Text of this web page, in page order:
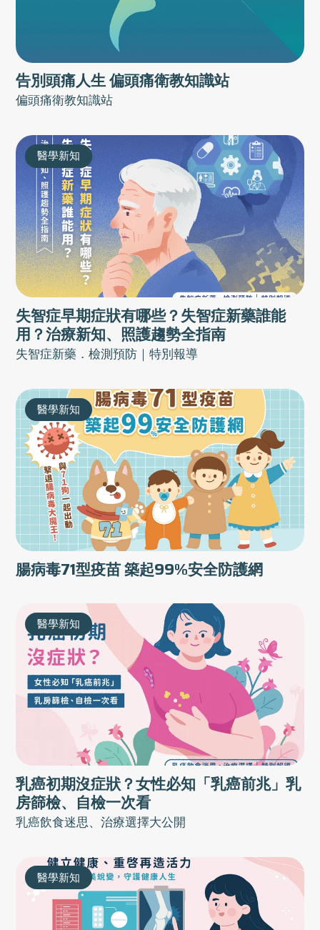
告別頭痛人生 偏頭痛衛教知識站
偏頭痛衛教知識站
醫學新知
失智症早期症狀有哪些？失智症新藥誰能
用？治療新知、照護趨勢全指南
失智症新藥．檢測預防｜特別報導
醫學新知
腸病毒71型疫苗 築起99%安全防護網
醫學新知
乳癌初期沒症狀？女性必知「乳癌前兆」乳
房篩檢、自檢一次看
乳癌飲食迷思、治療選擇大公開
醫學新知